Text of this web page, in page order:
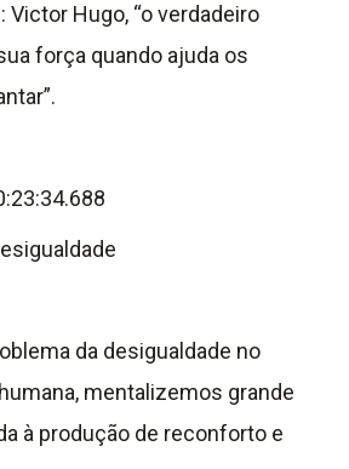
Victor Hugo, “o verdadeiro
força quando ajuda os
da desigualdade no
mentalizemos grande
à produção de reconforto e